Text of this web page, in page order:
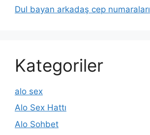
Dul bayan arkadaş cep numaraları
Kategoriler
alo sex
Alo Sex Hattı
Alo Sohbet